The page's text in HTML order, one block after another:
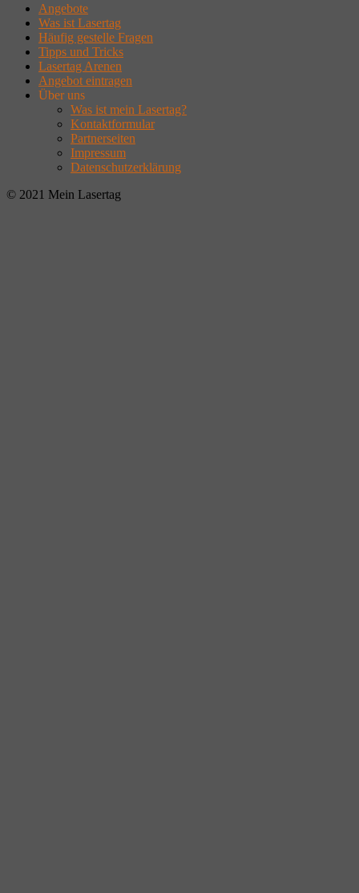
Angebote
Was ist Lasertag
Häufig gestelle Fragen
Tipps und Tricks
Lasertag Arenen
Angebot eintragen
Über uns
Was ist mein Lasertag?
Kontaktformular
Partnerseiten
Impressum
Datenschutzerklärung
© 2021 Mein Lasertag